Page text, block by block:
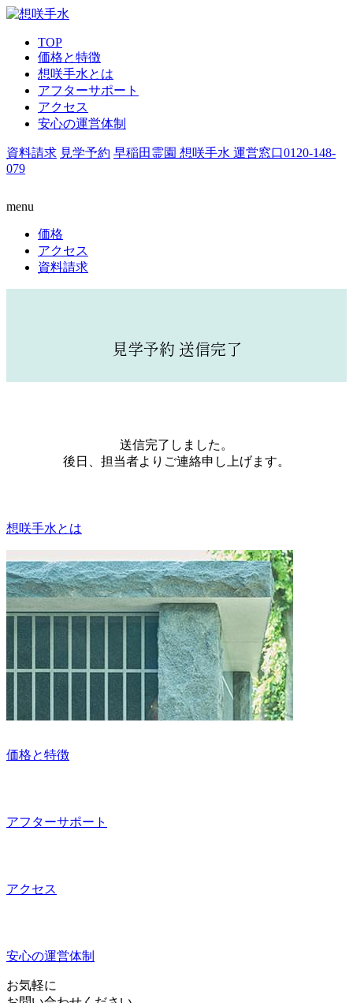
TOP
価格と特徴
想咲手水とは
アフターサポート
アクセス
安心の運営体制
資料請求 見学予約 早稲田霊園 想咲手水 運営窓口0120-148-
079
menu
価格
アクセス
資料請求
見学予約 送信完了
送信完了しました。
後日、担当者よりご連絡申し上げます。
想咲手水とは
価格と特徴
アフターサポート
アクセス
安心の運営体制
お気軽に